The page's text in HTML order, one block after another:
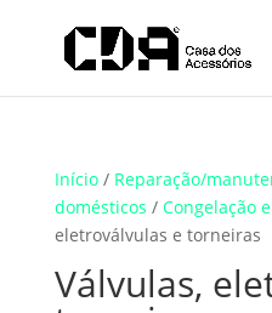
Translate
Início/ Reparação/
domésticos / Congelação
eletroválvulas e torneiras
Válvulas,